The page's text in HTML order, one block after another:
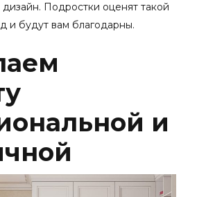
дизайн. Подростки оценят такой
и будут вам благодарны.
и